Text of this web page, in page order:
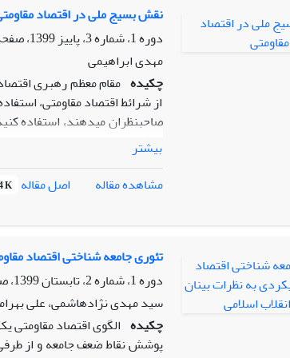
نقش بسیج ملی در اقتصاد
دوره 1، شماره 3، پاییز 1399، صفحه
مهدی ابراهیمی
چکیده مقام معظم رهبری
از شرائط اقتصاد مقاومتی،
صاحبنظران میدهند، استفاده
نقش بسزایی دارد. برای بسیج
ابعاد غیر‌اقتصادی دیگری نیز
سندچشم انداز و اسناد
اساسی دارد. وجهه مشترک دو
بیشتر
مشاهده مقاله
اصل مقاله K
تئوری جامعه شناختی اقتصاد
دوره 1، شماره 2، تابستان 1399، صفحه
سید مهدی نژادهاشمی، علی
چکیده الگوی اقتصاد مقاومتی
پوشش نقاط ضعف جامعه و از طرفی